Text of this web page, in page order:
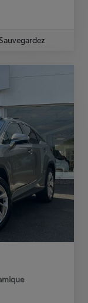
Sauvegardez